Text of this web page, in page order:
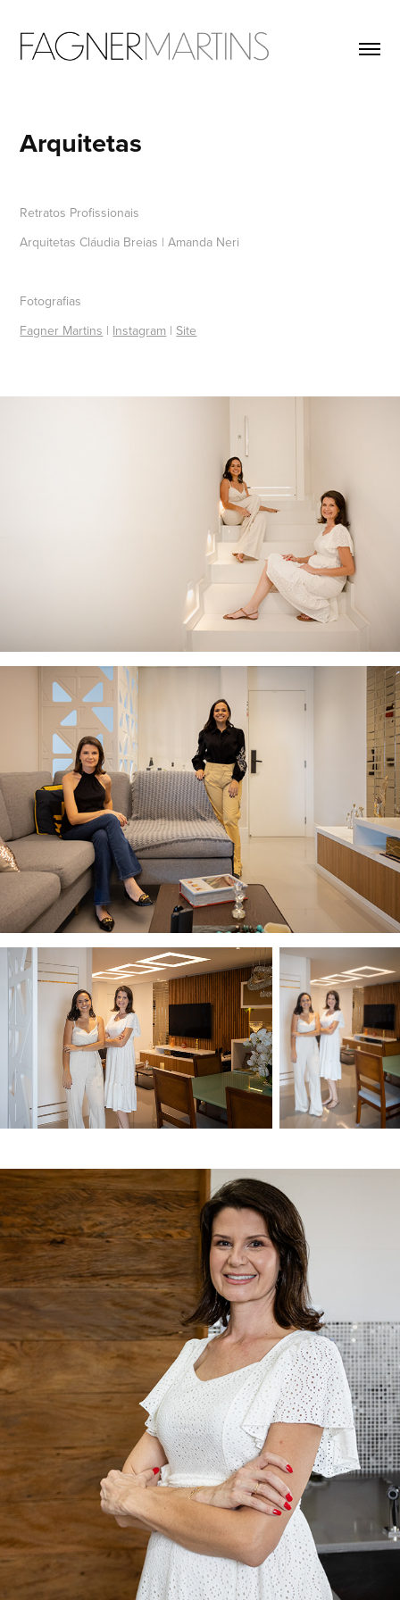
Arquitetas
Retratos Profissionais
Arquitetas Cláudia Breias | Amanda Neri
Fotografias
Fagner Martins | Instagram | Site